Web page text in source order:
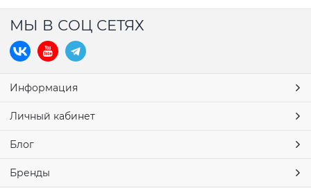
МЫ В СОЦ СЕТЯХ
Информация
Личный кабинет
Блог
Бренды